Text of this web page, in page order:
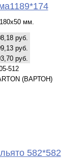
мм.
руб.
руб.
руб.
512
(ВАРТОН)
582*582